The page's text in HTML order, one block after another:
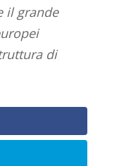
il grande
di